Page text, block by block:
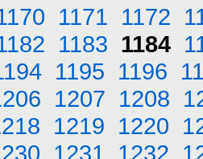
1171 1172
1183 1184
1195 1196
1207 1208
1219 1220
1231 1232